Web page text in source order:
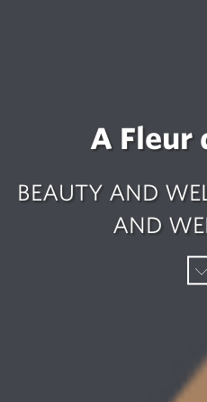
A Fleur
BEAUTY AND
AND